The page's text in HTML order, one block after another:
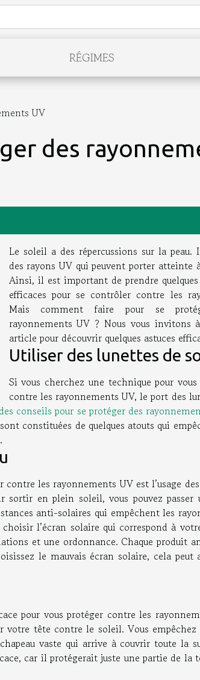
RÉGIMES
UV
des
Le soleil a des répercussions sur la peau.
des rayons UV qui peuvent porter atteinte
Ainsi, il est important de prendre quelques
efficaces pour se contrôler contre les
Mais comment faire pour se
rayonnements UV ? Nous vous invitons
article pour découvrir quelques astuces
Utiliser des lunettes de
Si vous cherchez une technique pour
contre les rayonnements UV, le port des
des conseils pour se protéger des
constituées de quelques atouts qui
les rayonnements UV est l’usage
sortir en plein soleil, vous pouvez passer
anti-solaires qui empêchent les
l’écran solaire qui correspond à
et une ordonnance. Chaque produit
le mauvais écran solaire, cela peut
pour vous protéger contre les
votre tête contre le soleil. Vous
vaste qui arrive à couvrir toute la
car il protégerait juste une partie de la